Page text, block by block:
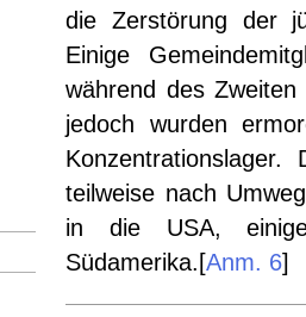
die Zerstörung der
Einige
während des
jedoch wurden
Konzentrationslager.
teilweise nach
in die USA,
Südamerika. [Anm. 6]